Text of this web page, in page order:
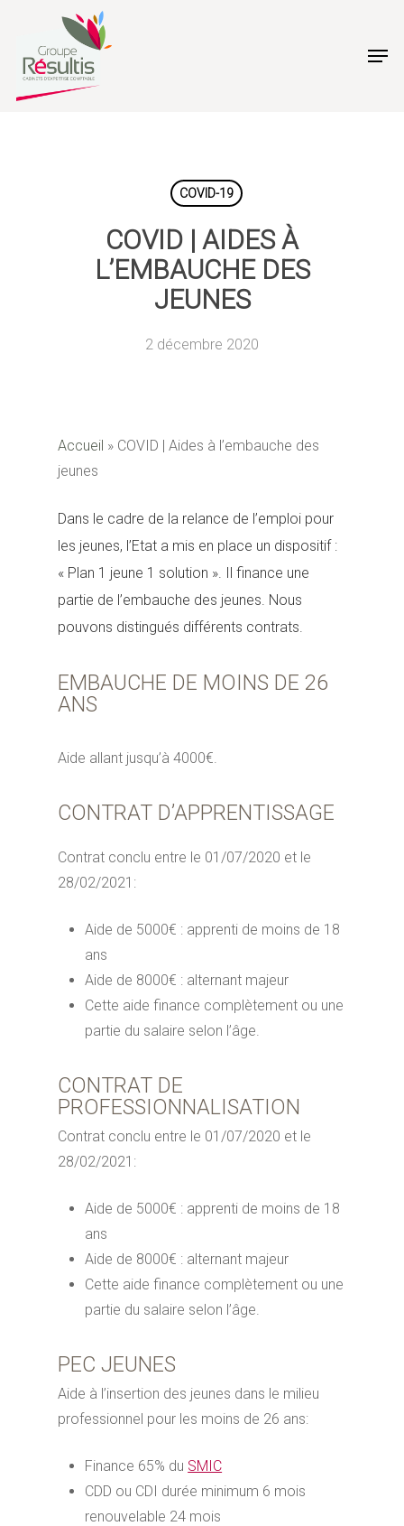
main
COVID-19
COVID | AIDES À
L’EMBAUCHE DES
JEUNES
2 décembre 2020
Accueil » COVID | Aides à l’embauche des
jeunes
Dans le cadre de la relance de l’emploi pour
les jeunes, l’Etat a mis en place un dispositif :
« Plan 1 jeune 1 solution ». Il finance une
partie de l’embauche des jeunes. Nous
pouvons distingués différents contrats.
EMBAUCHE DE MOINS DE 26
ANS
Aide allant jusqu’à 4000€.
CONTRAT D’APPRENTISSAGE
Contrat conclu entre le 01/07/2020 et le
28/02/2021:
Aide de 5000€ : apprenti de moins de 18
ans
Aide de 8000€ : alternant majeur
Cette aide finance complètement ou une
partie du salaire selon l’âge.
CONTRAT DE
PROFESSIONNALISATION
Contrat conclu entre le 01/07/2020 et le
28/02/2021:
Aide de 5000€ : apprenti de moins de 18
ans
Aide de 8000€ : alternant majeur
Cette aide finance complètement ou une
partie du salaire selon l’âge.
PEC JEUNES
Aide à l’insertion des jeunes dans le milieu
professionnel pour les moins de 26 ans:
Finance 65% du SMIC
CDD ou CDI durée minimum 6 mois
renouvelable 24 mois